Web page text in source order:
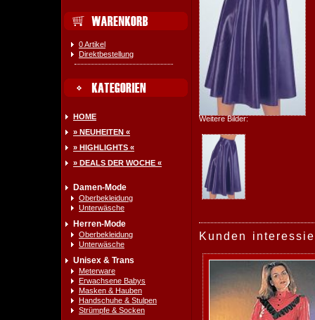
0 Artikel
Direktbestellung
HOME
» NEUHEITEN «
» HIGHLIGHTS «
» DEALS DER WOCHE «
Damen-Mode
Oberbekleidung
Unterwäsche
Herren-Mode
Oberbekleidung
Unterwäsche
Unisex & Trans
Meterware
Erwachsene Babys
Masken & Hauben
Handschuhe & Stulpen
Strümpfe & Socken
Weitere Bilder:
Kunden